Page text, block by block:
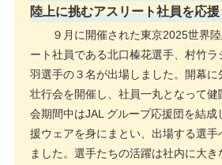
陸上に挑むアスリート社員を応
９月に開催された東京2025世界陸
ート社員である北口榛花選手、村竹
羽選手の３名が出場しました。開幕
壮行会を開催し、社員一丸となって
会期間中はJAL グループ応援団を結成
援ウェアを身にまとい、出場する選手
ました。選手たちの活躍は社内に大